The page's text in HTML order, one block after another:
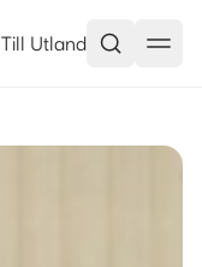
Till Utland